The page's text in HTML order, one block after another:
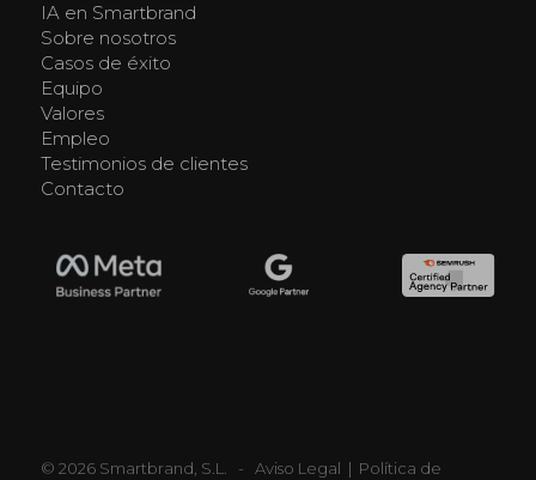
IA en Smartbrand
Sobre nosotros
Casos de éxito
Equipo
Valores
Empleo
Testimonios de clientes
Contacto
© 2026 Smartbrand, S.L. - Aviso Legal | Política de